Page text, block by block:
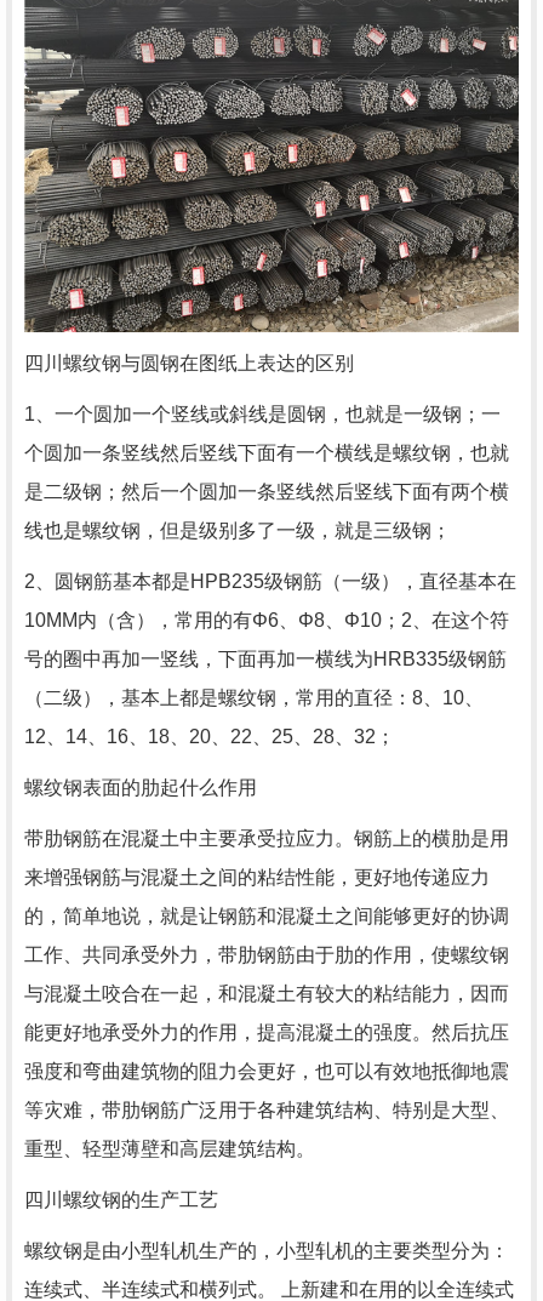
四川螺纹钢与圆钢在图纸上表达的区别
1、一个圆加一个竖线或斜线是圆钢，也就是一级钢；一
个圆加一条竖线然后竖线下面有一个横线是螺纹钢，也就
是二级钢；然后一个圆加一条竖线然后竖线下面有两个横
线也是螺纹钢，但是级别多了一级，就是三级钢；
2、圆钢筋基本都是HPB235级钢筋（一级），直径基本在
10MM内（含），常用的有Φ6、Φ8、Φ10；2、在这个符
号的圈中再加一竖线，下面再加一横线为HRB335级钢筋
（二级），基本上都是螺纹钢，常用的直径：8、10、
12、14、16、18、20、22、25、28、32；
螺纹钢表面的肋起什么作用
带肋钢筋在混凝土中主要承受拉应力。钢筋上的横肋是用
来增强钢筋与混凝土之间的粘结性能，更好地传递应力
的，简单地说，就是让钢筋和混凝土之间能够更好的协调
工作、共同承受外力，带肋钢筋由于肋的作用，使螺纹钢
与混凝土咬合在一起，和混凝土有较大的粘结能力，因而
能更好地承受外力的作用，提高混凝土的强度。然后抗压
强度和弯曲建筑物的阻力会更好，也可以有效地抵御地震
等灾难，带肋钢筋广泛用于各种建筑结构、特别是大型、
重型、轻型薄壁和高层建筑结构。
四川螺纹钢的生产工艺
螺纹钢是由小型轧机生产的，小型轧机的主要类型分为：
连续式、半连续式和横列式。 上新建和在用的以全连续式